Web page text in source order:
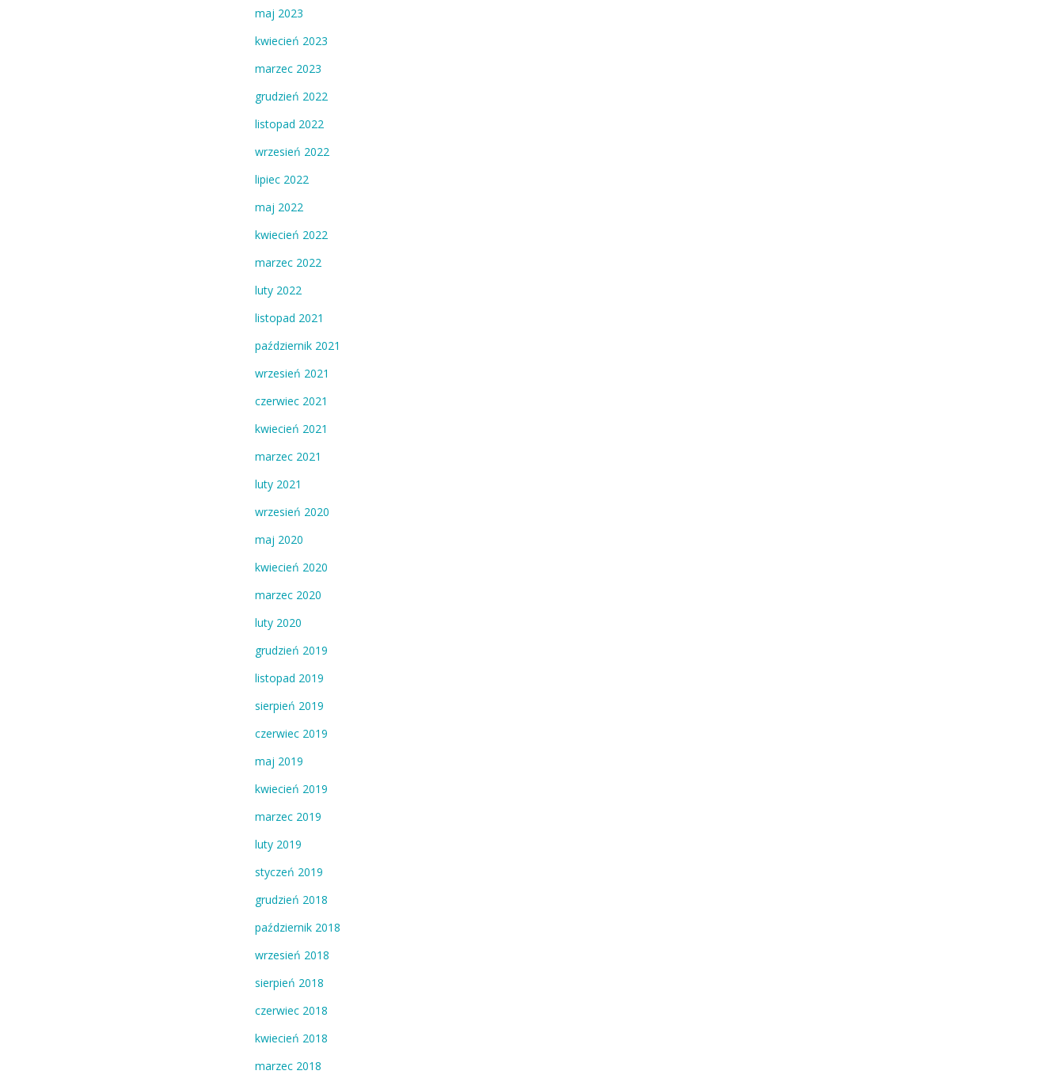
maj 2023
kwiecień 2023
marzec 2023
grudzień 2022
listopad 2022
wrzesień 2022
lipiec 2022
maj 2022
kwiecień 2022
marzec 2022
luty 2022
listopad 2021
październik 2021
wrzesień 2021
czerwiec 2021
kwiecień 2021
marzec 2021
luty 2021
wrzesień 2020
maj 2020
kwiecień 2020
marzec 2020
luty 2020
grudzień 2019
listopad 2019
sierpień 2019
czerwiec 2019
maj 2019
kwiecień 2019
marzec 2019
luty 2019
styczeń 2019
grudzień 2018
październik 2018
wrzesień 2018
sierpień 2018
czerwiec 2018
kwiecień 2018
marzec 2018